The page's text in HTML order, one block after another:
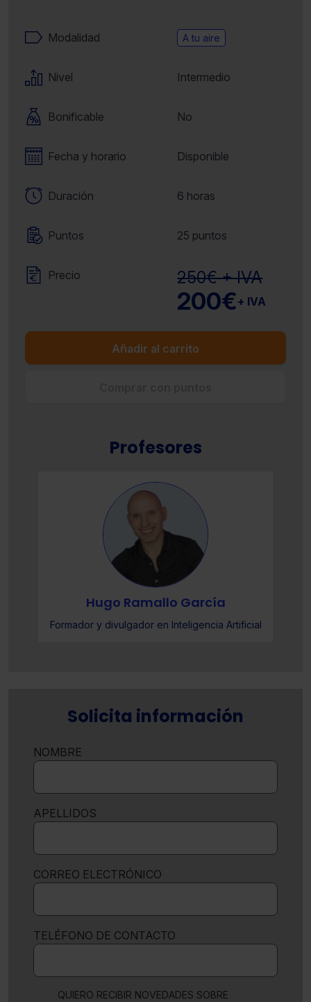
Modalidad A tu aire
Nivel Intermedio
Bonificable No
Fecha y horario Disponible
Duración 6 horas
Puntos 25 puntos
Precio 250€ + IVA
200€+ IVA
Añadir al carrito
Profesores
Hugo Ramallo García
Formador y divulgador en Inteligencia Artificial
Solicita información
NOMBRE
APELLIDOS
CORREO ELECTRÓNICO
TELÉFONO DE CONTACTO
QUIERO RECIBIR NOVEDADES SOBRE